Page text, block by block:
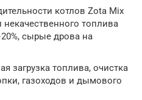
котлов Zota Mix
топлива
сырые дрова на
загрузка топлива, очистка
газоходов и дымового